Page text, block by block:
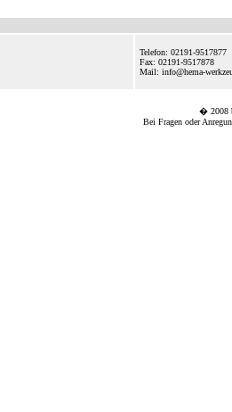
Telefon: 02191-9517877
Fax: 02191-9517878
Mail: info@hema-
� 2008
Bei Fragen oder